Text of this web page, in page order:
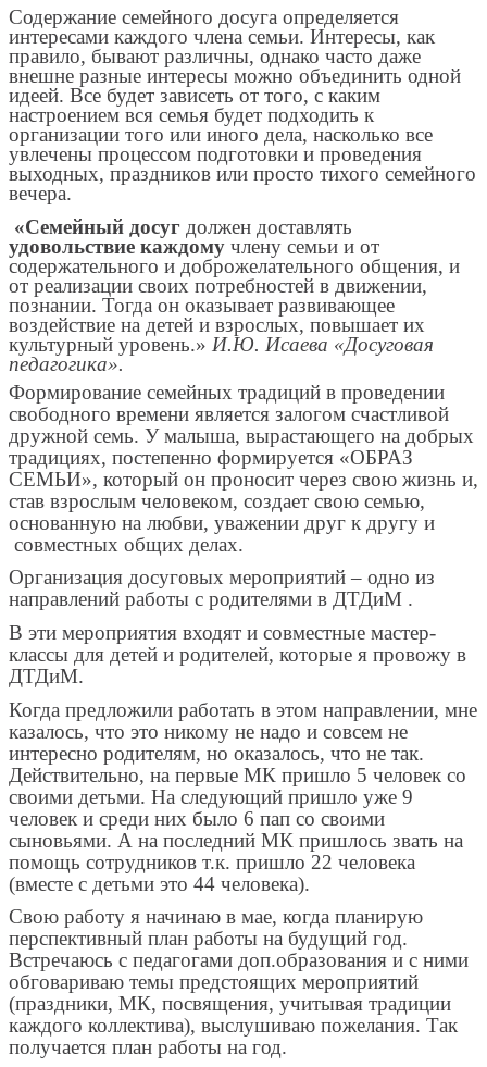
Содержание семейного досуга определяется
интересами каждого члена семьи. Интересы, как
правило, бывают различны, однако часто даже
внешне разные интересы можно объединить одной
идеей. Все будет зависеть от того, с каким
настроением вся семья будет подходить к
организации того или иного дела, насколько все
увлечены процессом подготовки и проведения
выходных, праздников или просто тихого семейного
вечера.
«Семейный досуг должен доставлять
удовольствие каждому члену семьи и от
содержательного и доброжелательного общения, и
от реализации своих потребностей в движении,
познании. Тогда он оказывает развивающее
воздействие на детей и взрослых, повышает их
культурный уровень.» И.Ю. Исаева «Досуговая
педагогика».
Формирование семейных традиций в проведении
свободного времени является залогом счастливой
дружной семь. У малыша, вырастающего на добрых
традициях, постепенно формируется «ОБРАЗ
СЕМЬИ», который он проносит через свою жизнь и,
став взрослым человеком, создает свою семью,
основанную на любви, уважении друг к другу и
совместных общих делах.
Организация досуговых мероприятий – одно из
направлений работы с родителями в ДТДиМ .
В эти мероприятия входят и совместные мастер-
классы для детей и родителей, которые я провожу в
ДТДиМ.
Когда предложили работать в этом направлении, мне
казалось, что это никому не надо и совсем не
интересно родителям, но оказалось, что не так.
Действительно, на первые МК пришло 5 человек со
своими детьми. На следующий пришло уже 9
человек и среди них было 6 пап со своими
сыновьями. А на последний МК пришлось звать на
помощь сотрудников т.к. пришло 22 человека
(вместе с детьми это 44 человека).
Свою работу я начинаю в мае, когда планирую
перспективный план работы на будущий год.
Встречаюсь с педагогами доп.образования и с ними
обговариваю темы предстоящих мероприятий
(праздники, МК, посвящения, учитывая традиции
каждого коллектива), выслушиваю пожелания. Так
получается план работы на год.